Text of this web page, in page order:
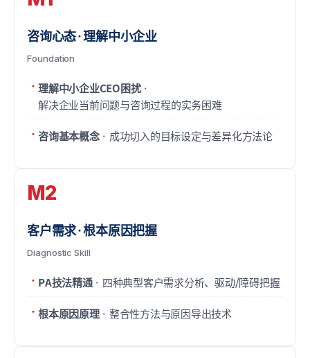
咨询心态·理解中小企业
Foundation
理解中小企业CEO困扰·
解决企业当前问题与咨询过程的实务困难
咨询基本概念· 成功切入的目标设定与差异化方法论
M2
客户需求·根本原因把握
Diagnostic Skill
PA技法精通· 四种典型客户需求分析、驱动/障碍把握
根本原因原理· 整合性方法与原因导出技术